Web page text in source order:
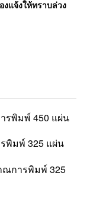
แจ้งให้ทราบล่วง
รพิมพ์ 450 แผ่น
พิมพ์ 325 แผ่น
ณการพิมพ์ 325